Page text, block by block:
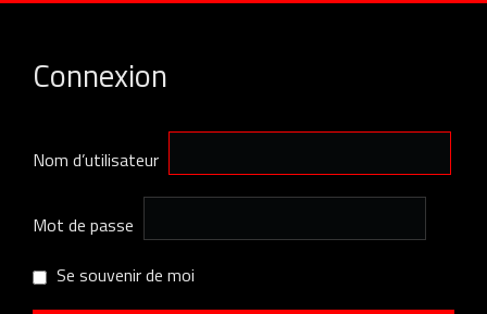
Connexion
Nom d’utilisateur
Mot de passe
Se souvenir de moi